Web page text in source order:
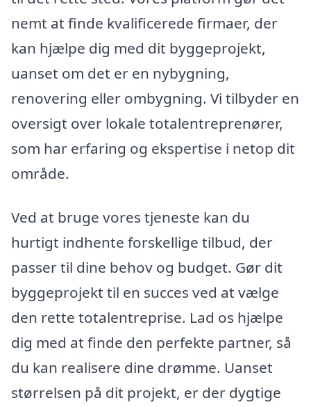
nemt at finde kvalificerede firmaer, der
kan hjælpe dig med dit byggeprojekt,
uanset om det er en nybygning,
renovering eller ombygning. Vi tilbyder en
oversigt over lokale totalentreprenører,
som har erfaring og ekspertise i netop dit
område.
Ved at bruge vores tjeneste kan du
hurtigt indhente forskellige tilbud, der
passer til dine behov og budget. Gør dit
byggeprojekt til en succes ved at vælge
den rette totalentreprise. Lad os hjælpe
dig med at finde den perfekte partner, så
du kan realisere dine drømme. Uanset
størrelsen på dit projekt, er der dygtige